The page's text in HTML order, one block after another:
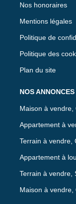
Nos honoraires
Mentions légales
Politique de
Politique des
Plan du site
NOS ANNONCES
Maison à
Appartement à
Terrain à vendre,
Appartement à
Terrain à vendre,
Maison à vendre,